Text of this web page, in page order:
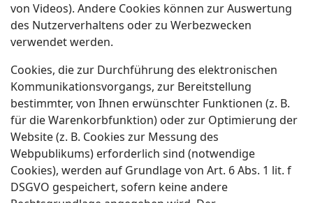
von Videos). Andere Cookies können zur Auswertung
des Nutzerverhaltens oder zu Werbezwecken
verwendet werden.
Cookies, die zur Durchführung des elektronischen
Kommunikationsvorgangs, zur Bereitstellung
bestimmter, von Ihnen erwünschter Funktionen (z. B.
für die Warenkorbfunktion) oder zur Optimierung der
Website (z. B. Cookies zur Messung des
Webpublikums) erforderlich sind (notwendige
Cookies), werden auf Grundlage von Art. 6 Abs. 1 lit. f
DSGVO gespeichert, sofern keine andere